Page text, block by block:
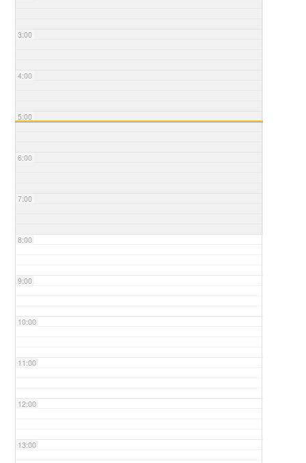
3:00
4:00
5:00
6:00
7:00
8:00
9:00
10:00
11:00
12:00
13:00